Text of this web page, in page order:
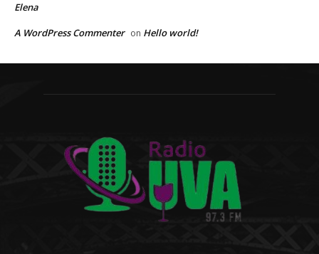
Elena
A WordPress Commenter on Hello world!